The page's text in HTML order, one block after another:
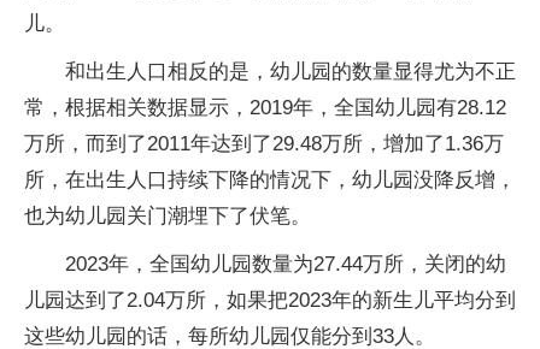
儿。
和出生人口相反的是，幼儿园的数量显得尤为不正
常，根据相关数据显示，2019年，全国幼儿园有28.12
万所，而到了2011年达到了29.48万所，增加了1.36万
所，在出生人口持续下降的情况下，幼儿园没降反增，
也为幼儿园关门潮埋下了伏笔。
2023年，全国幼儿园数量为27.44万所，关闭的幼
儿园达到了2.04万所，如果把2023年的新生儿平均分到
这些幼儿园的话，每所幼儿园仅能分到33人。